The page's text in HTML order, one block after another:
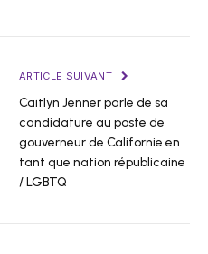
ARTICLE SUIVANT
Caitlyn Jenner parle de sa
candidature au poste de
gouverneur de Californie en
tant que nation républicaine
/ LGBTQ